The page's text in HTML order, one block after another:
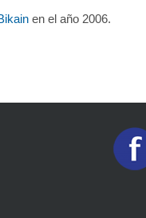
en el año 2006.